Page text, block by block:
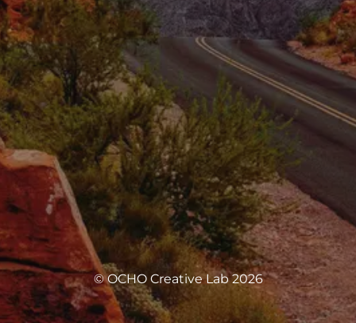
© OCHO Creative Lab 2026